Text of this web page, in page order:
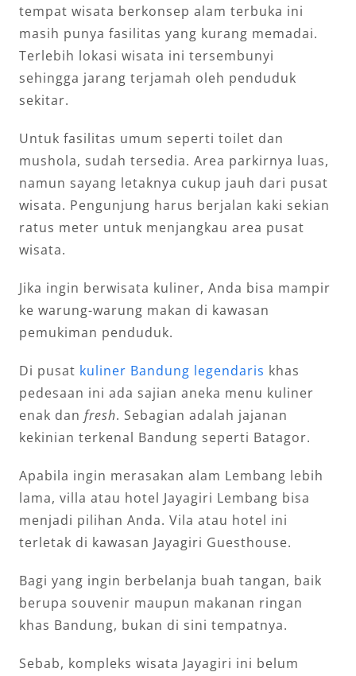
tempat wisata berkonsep alam terbuka ini
masih punya fasilitas yang kurang memadai.
Terlebih lokasi wisata ini tersembunyi
sehingga jarang terjamah oleh penduduk
sekitar.
Untuk fasilitas umum seperti toilet dan
mushola, sudah tersedia. Area parkirnya luas,
namun sayang letaknya cukup jauh dari pusat
wisata. Pengunjung harus berjalan kaki sekian
ratus meter untuk menjangkau area pusat
wisata.
Jika ingin berwisata kuliner, Anda bisa mampir
ke warung-warung makan di kawasan
pemukiman penduduk.
Di pusat kuliner Bandung legendaris khas
pedesaan ini ada sajian aneka menu kuliner
enak dan fresh. Sebagian adalah jajanan
kekinian terkenal Bandung seperti Batagor.
Apabila ingin merasakan alam Lembang lebih
lama, villa atau hotel Jayagiri Lembang bisa
menjadi pilihan Anda. Vila atau hotel ini
terletak di kawasan Jayagiri Guesthouse.
Bagi yang ingin berbelanja buah tangan, baik
berupa souvenir maupun makanan ringan
khas Bandung, bukan di sini tempatnya.
Sebab, kompleks wisata Jayagiri ini belum